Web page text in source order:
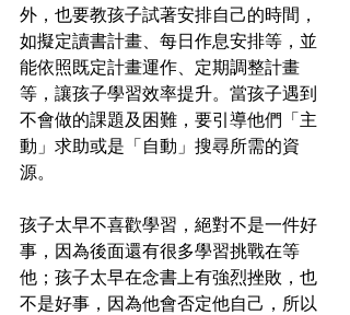
外，也要教孩子試著安排自己的時間，
如擬定讀書計畫、每日作息安排等，並
能依照既定計畫運作、定期調整計畫
等，讓孩子學習效率提升。當孩子遇到
不會做的課題及困難，要引導他們「主
動」求助或是「自動」搜尋所需的資
源。
孩子太早不喜歡學習，絕對不是一件好
事，因為後面還有很多學習挑戰在等
他；孩子太早在念書上有強烈挫敗，也
不是好事，因為他會否定他自己，所以